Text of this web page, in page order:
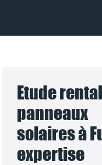
Etude
panneaux
solaires à
expertise